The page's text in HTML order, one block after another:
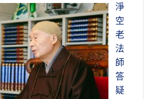
淨
空
老
法
師
答
疑